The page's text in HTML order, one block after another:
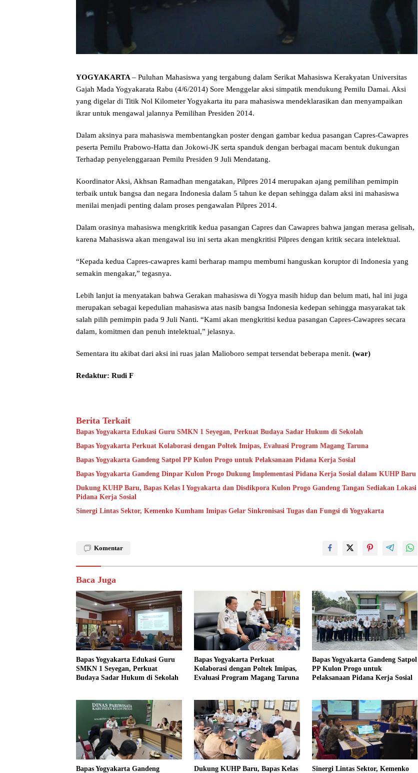
YOGYAKARTA– Puluhan Mahasiswa yang tergabung dalam Serikat Mahasiswa Kerakyatan Universitas
Gajah Mada Yogyakarata Rabu (4/6/2014) Sore Menggelar aksi simpatik mendukung Pemilu Damai. Aksi
yang digelar di Titik Nol Kilometer Yogyakarta itu para mahasiswa mendeklarasikan dan menyampaikan
ikrar untuk mengawal jalannya Pemilihan Presiden 2014.
Dalam aksinya para mahasiswa membentangkan poster dengan gambar kedua pasangan Capres-Cawapres
peserta Pemilu Prabowo-Hatta dan Jokowi-JK serta spanduk dengan berbagai macam bentuk dukungan
Terhadap penyelenggaraan Pemilu Presiden 9 Juli Mendatang.
Koordinator Aksi, Akhsan Ramadhan mengatakan, Pilpres 2014 merupakan ajang pemilihan pemimpin
terbaik untuk bangsa dan negara Indonesia dalam 5 tahun ke depan sehingga dalam aksi ini mahasiswa
menilai menjadi penting dalam proses pengawalan Pilpres 2014.
Dalam orasinya mahasiswa mengkritik kedua pasangan Capres dan Cawapres bahwa jangan merasa gelisah,
karena Mahasiswa akan mengawal isu ini serta akan mengkritisi Pilpres dengan kritik secara intelektual.
“Kepada kedua Capres-cawapres kami berharap mampu membumi hanguskan koruptor di Indonesia yang
semakin mengakar,” tegasnya.
Lebih lanjut ia menyatakan bahwa Gerakan mahasiswa di Yogya masih hidup dan belum mati, hal ini juga
merupakan sebagai kepedulian mahasiswa atas nasib bangsa Indonesia kedepan sehingga masyarakat tak
salah pilih pemimpin pada 9 Juli Nanti. “Kami akan mengkritisi kedua pasangan Capres-Cawapres secara
dalam, komitmen dan penuh intelektual,” jelasnya.
Sementara itu akibat dari aksi ini ruas jalan Malioboro sempat tersendat beberapa menit. (war)
Redaktur: Rudi F
Berita Terkait
Bapas Yogyakarta Edukasi Guru SMKN 1 Seyegan, Perkuat Budaya Sadar Hukum di Sekolah
Bapas Yogyakarta Perkuat Kolaborasi dengan Poltek Imipas, Evaluasi Program Magang Taruna
Bapas Yogyakarta Gandeng Satpol PP Kulon Progo untuk Pelaksanaan Pidana Kerja Sosial
Bapas Yogyakarta Gandeng Dinpar Kulon Progo Dukung Implementasi Pidana Kerja Sosial dalam KUHP Baru
Dukung KUHP Baru, Bapas Kelas I Yogyakarta dan Disdikpora Kulon Progo Gandeng Tangan Sediakan Lokasi
Pidana Kerja Sosial
Sinergi Lintas Sektor, Kemenko Kumham Imipas Gelar Sinkronisasi Tugas dan Fungsi di Yogyakarta
Komentar
Baca Juga
Bapas Yogyakarta Edukasi Guru
SMKN 1 Seyegan, Perkuat
Budaya Sadar Hukum di Sekolah
Bapas Yogyakarta Perkuat
Kolaborasi dengan Poltek Imipas,
Evaluasi Program Magang Taruna
Bapas Yogyakarta Gandeng Satpol
PP Kulon Progo untuk
Pelaksanaan Pidana Kerja Sosial
Bapas Yogyakarta Gandeng
Dukung KUHP Baru, Bapas Kelas
Sinergi Lintas Sektor, Kemenko